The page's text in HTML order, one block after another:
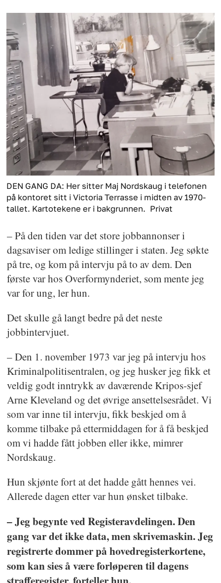
DEN GANG DA: Her sitter Maj Nordskaug i telefonen
på kontoret sitt i Victoria Terrasse i midten av 1970-
tallet. Kartotekene er i bakgrunnen. Privat
– På den tiden var det store jobbannonser i
dagsaviser om ledige stillinger i staten. Jeg søkte
på tre, og kom på intervju på to av dem. Den
første var hos Overformynderiet, som mente jeg
var for ung, ler hun.
Det skulle gå langt bedre på det neste
jobbintervjuet.
– Den 1. november 1973 var jeg på intervju hos
Kriminalpolitisentralen, og jeg husker jeg fikk et
veldig godt inntrykk av daværende Kripos-sjef
Arne Kleveland og det øvrige ansettelsesrådet. Vi
som var inne til intervju, fikk beskjed om å
komme tilbake på ettermiddagen for å få beskjed
om vi hadde fått jobben eller ikke, mimrer
Nordskaug.
Hun skjønte fort at det hadde gått hennes vei.
Allerede dagen etter var hun ønsket tilbake.
– Jeg begynte ved Registeravdelingen. Den
gang var det ikke data, men skrivemaskin. Jeg
registrerte dommer på hovedregisterkortene,
som kan sies å være forløperen til dagens